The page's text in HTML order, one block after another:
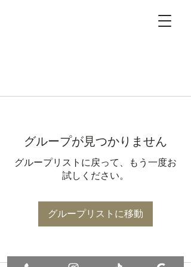
グループが見つかりません
グループリストに戻って、もう一度お
試しください。
グループリストに移動